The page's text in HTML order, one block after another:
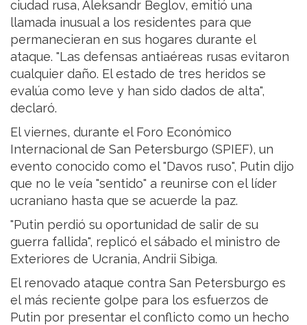
ciudad rusa, Aleksandr Beglov, emitió una
llamada inusual a los residentes para que
permanecieran en sus hogares durante el
ataque. "Las defensas antiaéreas rusas evitaron
cualquier daño. El estado de tres heridos se
evalúa como leve y han sido dados de alta",
declaró.
El viernes, durante el Foro Económico
Internacional de San Petersburgo (SPIEF), un
evento conocido como el "Davos ruso", Putin dijo
que no le veía "sentido" a reunirse con el líder
ucraniano hasta que se acuerde la paz.
"Putin perdió su oportunidad de salir de su
guerra fallida", replicó el sábado el ministro de
Exteriores de Ucrania, Andrii Sibiga.
El renovado ataque contra San Petersburgo es
el más reciente golpe para los esfuerzos de
Putin por presentar el conflicto como un hecho